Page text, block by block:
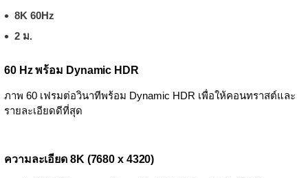
8K 60Hz
2 ม.
60 Hz พร้อม Dynamic HDR
ภาพ 60 เฟรมต่อวินาทีพร้อม Dynamic HDR เพื่อให้คอนทราสต์และ
รายละเอียดดีที่สุด
ความละเอียด 8K (7680 x 4320)